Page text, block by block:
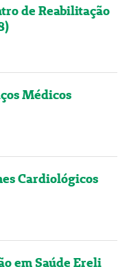
de Reabilitação
Médicos
Cardiológicos
em Saúde Ereli